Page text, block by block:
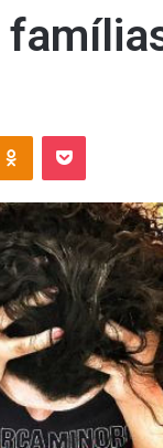
OK Pocket